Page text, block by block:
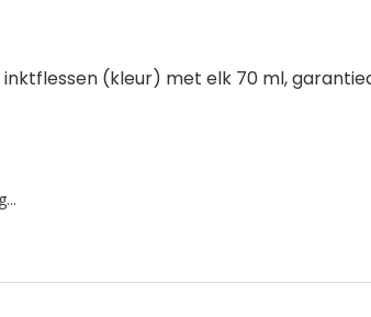
inktflessen (kleur) met elk 70 ml,